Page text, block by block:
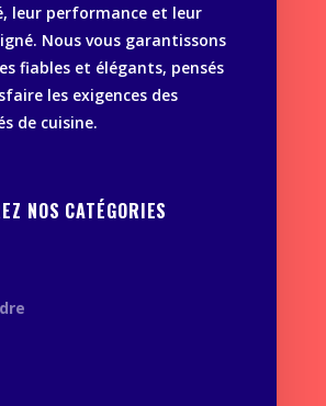
leur performance et leur
Nous vous garantissons
fiables et élégants, pensés
les exigences des
de cuisine.
NOS CATÉGORIES